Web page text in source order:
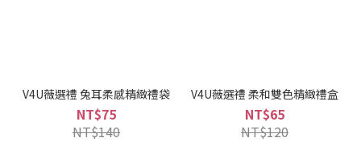
V4U薇選禮 兔耳柔感精緻禮袋
NT$75
NT$140
V4U薇選禮 柔和雙色精緻禮盒
NT$65
NT$120